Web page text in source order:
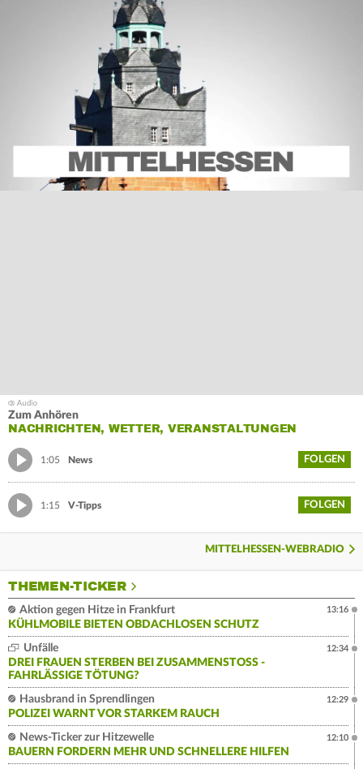
Zum Anhören
NACHRICHTEN, WETTER, VERANSTALTUNGEN
1:05 News FOLGEN
1:15 V-Tipps FOLGEN
MITTELHESSEN-WEBRADIO
THEMEN-TICKER
Aktion gegen Hitze in Frankfurt
KÜHLMOBILE BIETEN OBDACHLOSEN SCHUTZ
13:16
Unfälle
DREI FRAUEN STERBEN BEI ZUSAMMENSTOSS - F
AHRLÄSSIGE TÖTUNG?
12:34
Hausbrand in Sprendlingen
POLIZEI WARNT VOR STARKEM RAUCH
12:29
News-Ticker zur Hitzewelle
BAUERN FORDERN MEHR UND SCHNELLERE HILFEN
12:10